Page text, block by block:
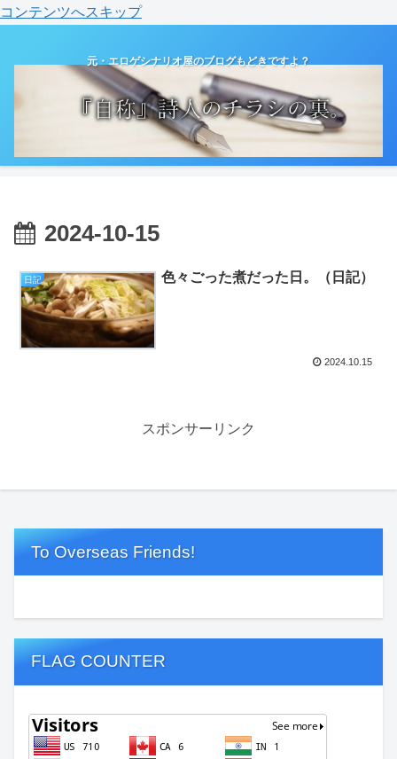
コンテンツへスキップ
元・エロゲシナリオ屋のブログもどきですよ？
2024-10-15
日記 色々ごった煮だった日。（日記）
2024.10.15
スポンサーリンク
To Overseas Friends!
FLAG COUNTER